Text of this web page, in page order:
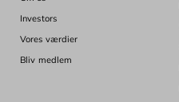
Investors
Vores værdier
Bliv medlem